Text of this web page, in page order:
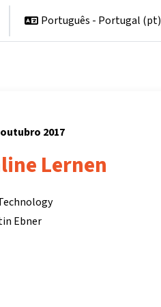
Português - Portugal ‎(pt)‎
2017
Lernen
Ebner